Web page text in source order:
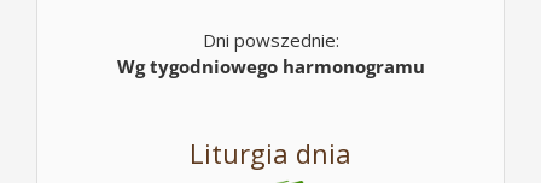
Dni powszednie:
Wg tygodniowego harmonogramu
Liturgia dnia